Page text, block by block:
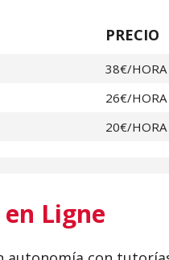
PRECIO
38€/HORA
26€/HORA
20€/HORA
Ligne